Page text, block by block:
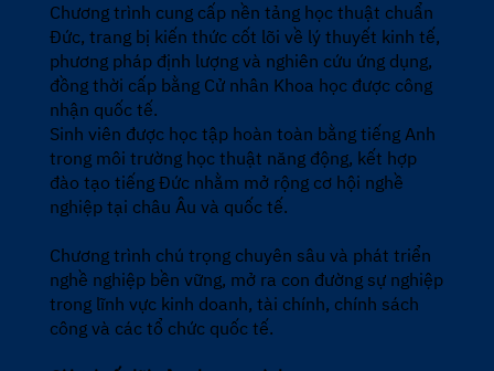
Chương trình cung cấp nền tảng học thuật chuẩn
Đức, trang bị kiến thức cốt lõi về lý thuyết kinh tế,
phương pháp định lượng và nghiên cứu ứng dụng,
đồng thời cấp bằng Cử nhân Khoa học được công
nhận quốc tế.
Sinh viên được học tập hoàn toàn bằng tiếng Anh
trong môi trường học thuật năng động, kết hợp
đào tạo tiếng Đức nhằm mở rộng cơ hội nghề
nghiệp tại châu Âu và quốc tế.
Chương trình chú trọng chuyên sâu và phát triển
nghề nghiệp bền vững, mở ra con đường sự nghiệp
trong lĩnh vực kinh doanh, tài chính, chính sách
công và các tổ chức quốc tế.